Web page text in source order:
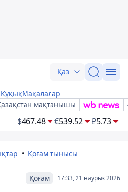
Қаз
ҚұқықМақалалар
мақтанышы
$467.48 €539.52 ₽5.73
Қоғам тынысы
17:33, 21 наурыз 2026
Қоғам